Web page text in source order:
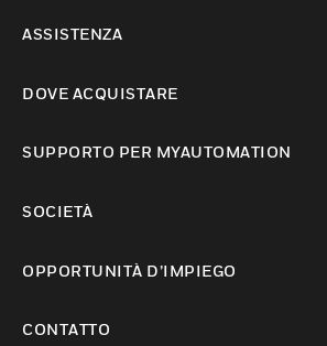
ASSISTENZA
DOVE ACQUISTARE
SUPPORTO PER MYAUTOMATION
SOCIETÀ
OPPORTUNITÀ D’IMPIEGO
CONTATTO